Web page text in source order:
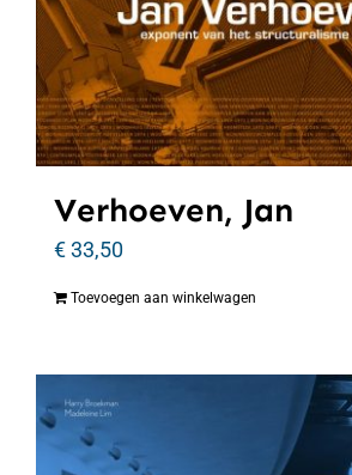
Verhoeven, Jan
€33,50
Toevoegen aan winkelwagen